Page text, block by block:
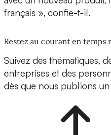
français », confie-t-il.
Restez au courant en temps
Suivez des thématiques,
entreprises et des
dès que nous publions